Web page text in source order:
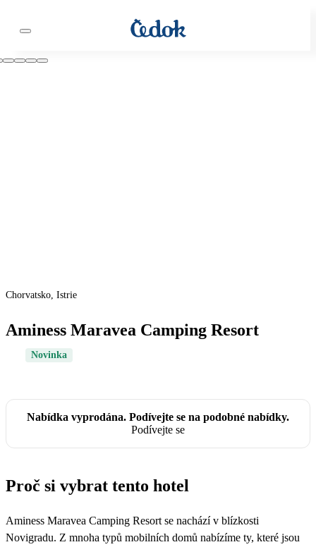
Chorvatsko, Istrie
Aminess Maravea Camping Resort
Novinka
Nabídka vyprodána. Podívejte se na podobné nabídky.
Podívejte se
Proč si vybrat tento hotel
Aminess Maravea Camping Resort se nachází v blízkosti
Novigradu. Z mnoha typů mobilních domů nabízíme ty, které jsou